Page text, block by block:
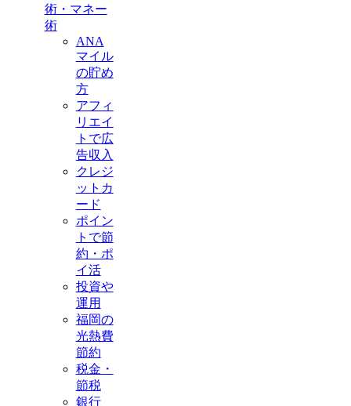
術・マネー
術
ANA
マイル
の貯め
方
アフィ
リエイ
トで広
告収入
クレジ
ットカ
ード
ポイン
トで節
約・ポ
イ活
投資や
運用
福岡の
光熱費
節約
税金・
節税
銀行